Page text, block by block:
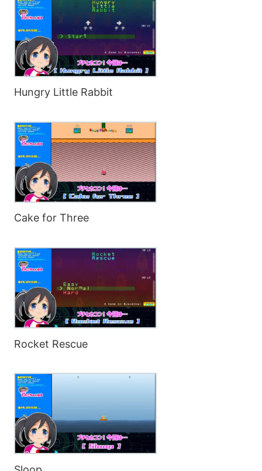
Hungry Little Rabbit
Cake for Three
Rocket Rescue